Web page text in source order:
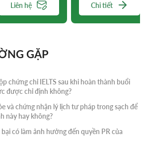
Liên hệ Chi tiết
GẶP
chứng chỉ IELTS sau khi hoàn thành buổi
được chỉ định không?
và chứng nhận lý lịch tư pháp trong sạch để
này hay không?
có làm ảnh hưởng đến quyền PR của